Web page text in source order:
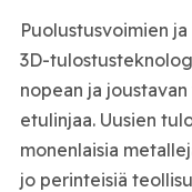
Puolustusvoimien
3D-
nopean ja
etulinjaa. Uusien
monenlaisia
jo perinteisiä